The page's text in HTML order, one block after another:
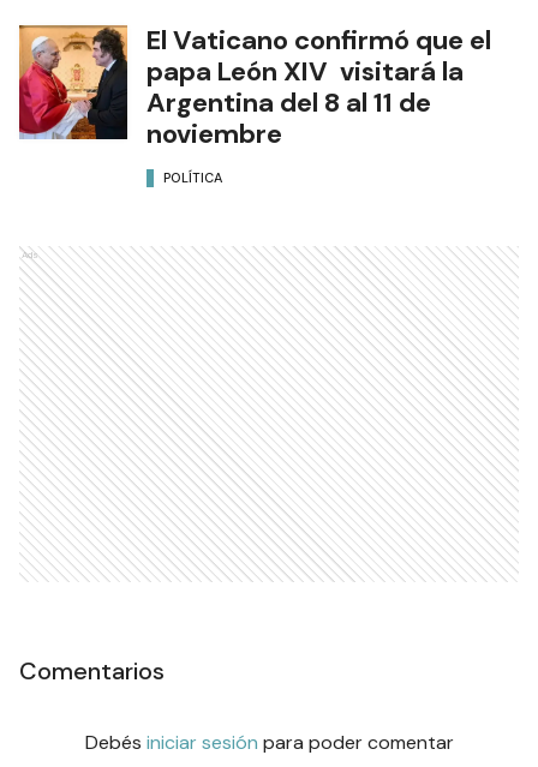
El Vaticano confirmó que el
papa León XIV visitará la
Argentina del 8 al 11 de
noviembre
POLÍTICA
Ads
Comentarios
Debés iniciar sesión para poder comentar